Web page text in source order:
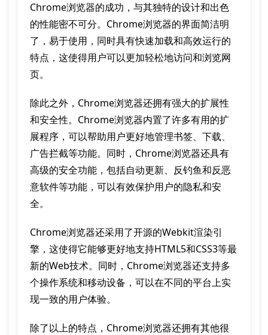
Chrome浏览器的成功，与其独特的设计和出色
的性能密不可分。Chrome浏览器的界面简洁明
了，易于使用，同时具有快速加载和高效运行的
特点，这使得用户可以更加轻松地访问和浏览网
页。
除此之外，Chrome浏览器还拥有强大的扩展性
和安全性。Chrome浏览器内置了许多有用的扩
展程序，可以帮助用户更好地管理书签、下载、
广告拦截等功能。同时，Chrome浏览器还具有
高级的安全功能，包括自动更新、反钓鱼和反恶
意软件等功能，可以有效保护用户的隐私和安
全。
Chrome浏览器还采用了开源的Webkit渲染引
擎，这使得它能够更好地支持HTML5和CSS3等最
新的Web技术。同时，Chrome浏览器还支持多
个操作系统和移动设备，可以在不同的平台上实
现一致的用户体验。
除了以上的特点，Chrome浏览器还拥有其他很